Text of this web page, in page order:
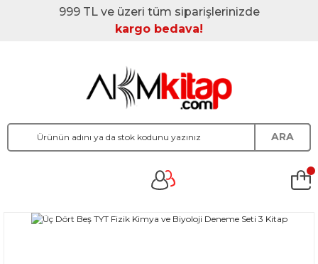
999 TL ve üzeri tüm siparişlerinizde
kargo bedava!
ARA